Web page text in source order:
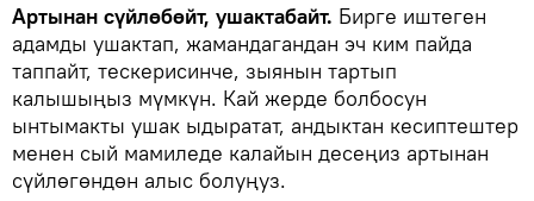
Артынан сүйлөбөйт, ушактабайт. Бирге иштеген
адамды ушактап, жамандагандан эч ким пайда
таппайт, тескерисинче, зыянын тартып
калышыңыз мүмкүн. Кай жерде болбосун
ынтымакты ушак ыдыратат, андыктан кесиптештер
менен сый мамиледе калайын десеңиз артынан
сүйлөгөндөн алыс болуңуз.